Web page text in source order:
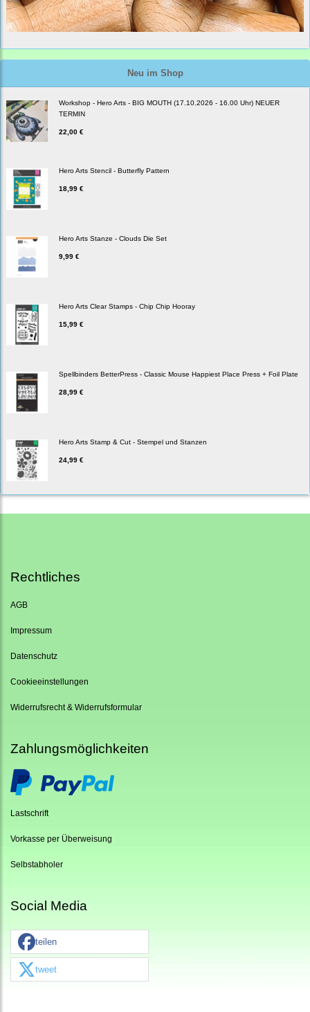
Neu im Shop
Workshop - Hero Arts - BIG MOUTH (17.10.2026 - 16.00 Uhr) NEUER
TERMIN
22,00 €
Hero Arts Stencil - Butterfly Pattern
18,99 €
Hero Arts Stanze - Clouds Die Set
9,99 €
Hero Arts Clear Stamps - Chip Chip Hooray
15,99 €
Spellbinders BetterPress - Classic Mouse Happiest Place Press + Foil Plate
28,99 €
Hero Arts Stamp & Cut - Stempel und Stanzen
24,99 €
Rechtliches
AGB
Impressum
Datenschutz
Cookieeinstellungen
Widerrufsrecht & Widerrufsformular
Zahlungsmöglichkeiten
Lastschrift
Vorkasse per Überweisung
Selbstabholer
Social Media
teilen
tweet